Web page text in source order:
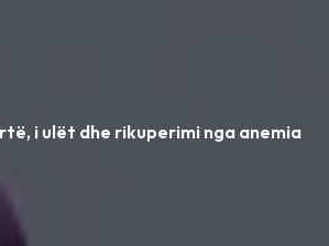
i ulët dhe rikuperimi nga anemia